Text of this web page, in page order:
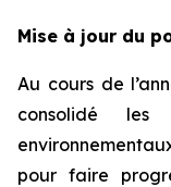
Mise à jour du
Au cours de
consolidé les
pour faire